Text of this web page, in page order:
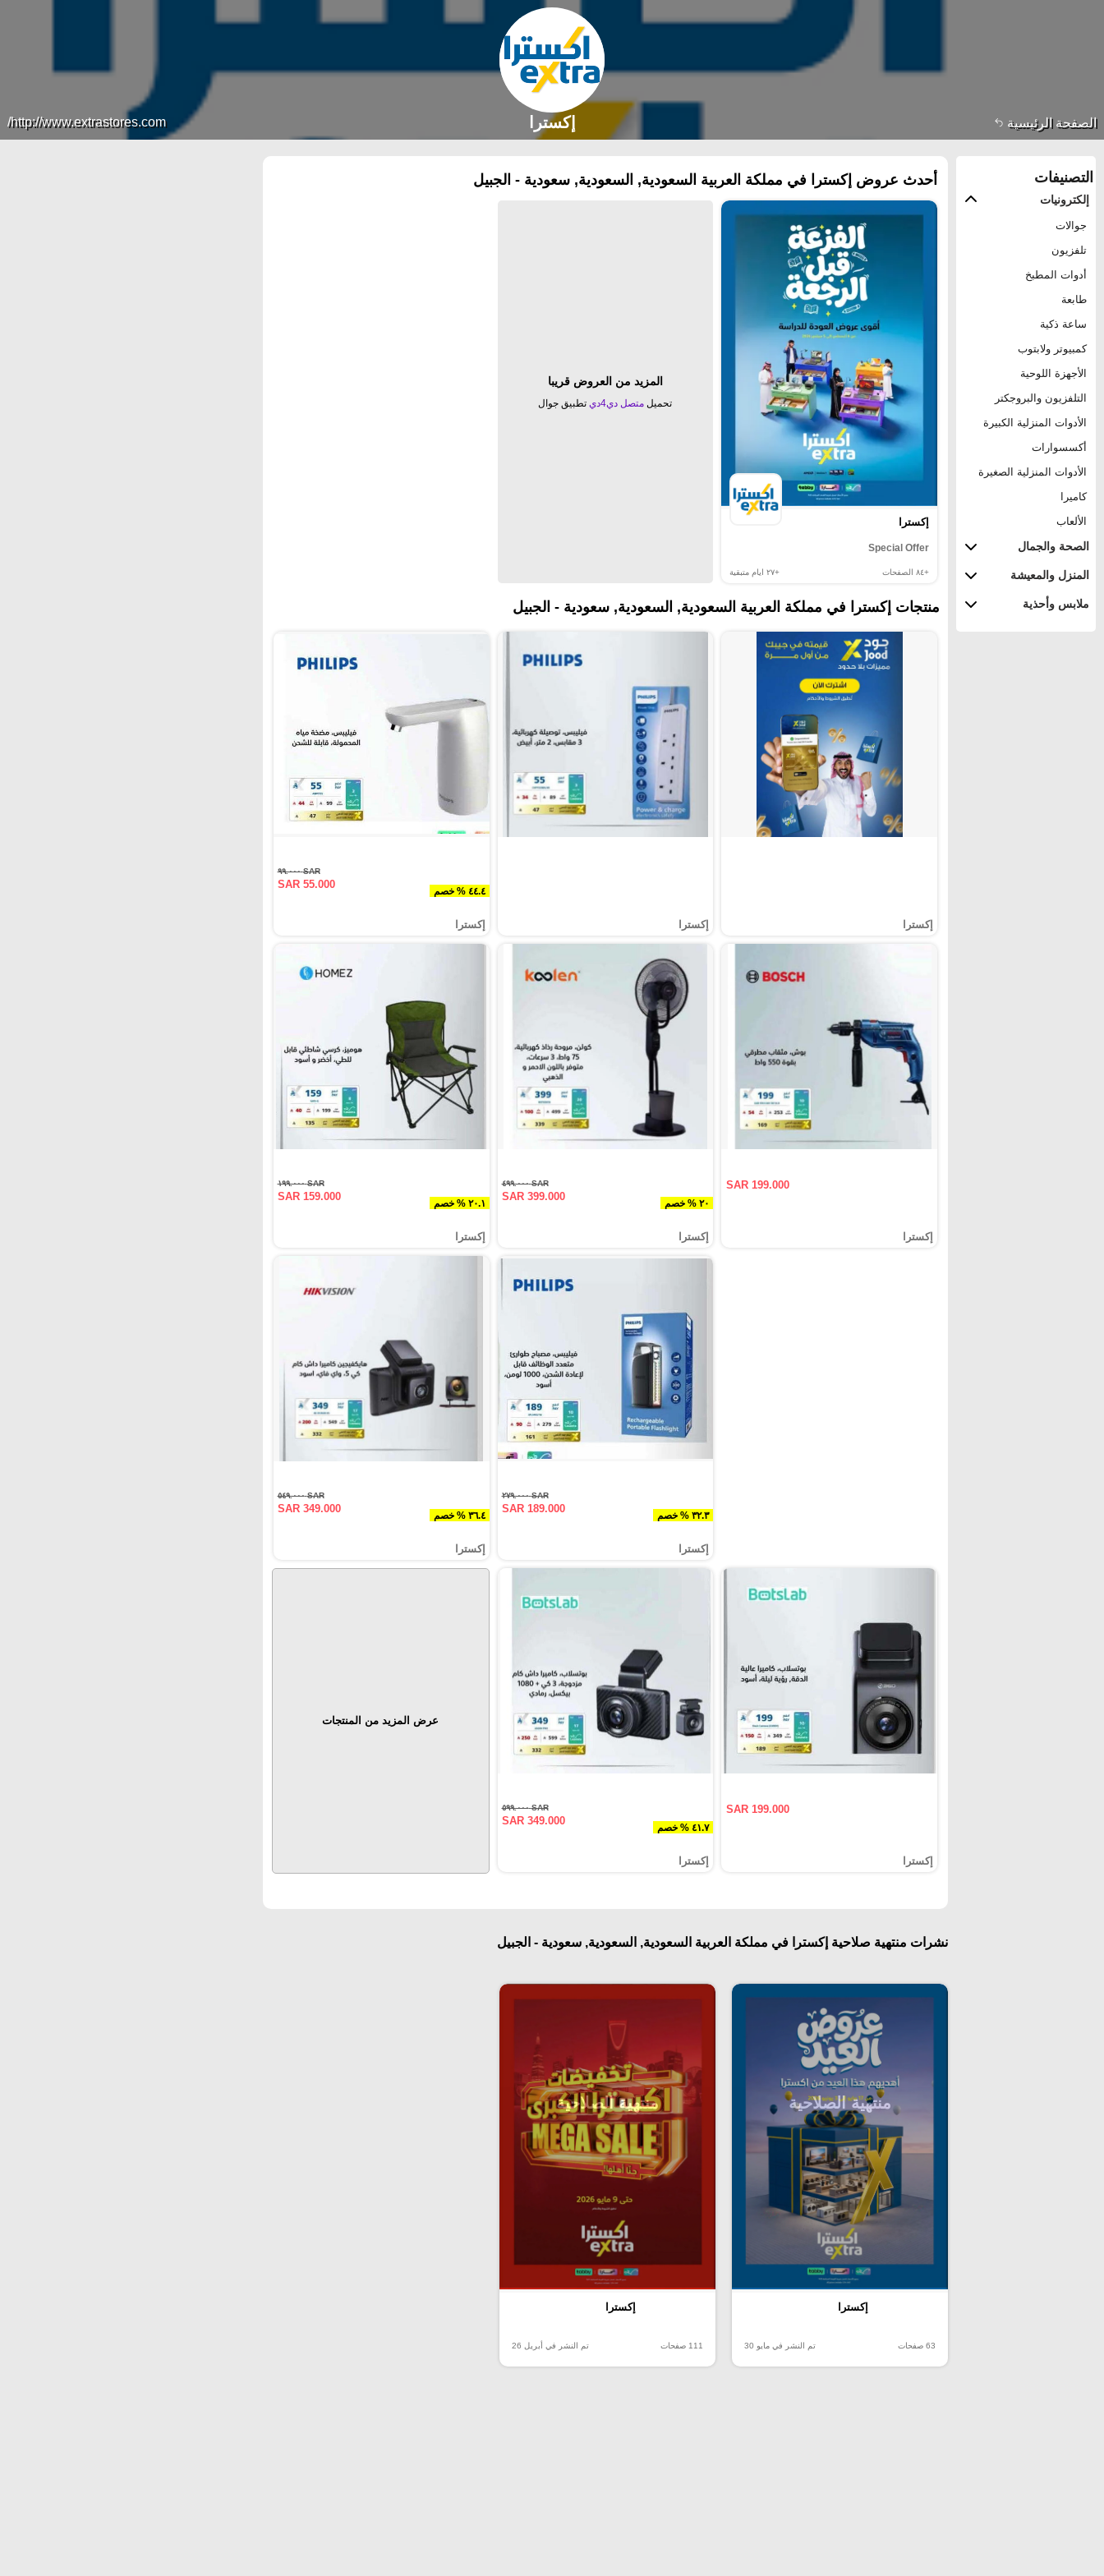
الصفحة الرئيسية http://www.extrastores.com/ إكسترا
التصنيفات
إلكترونيات
جوالات
تلفزيون
أدوات المطبخ
طابعة
ساعة ذكية
كمبيوتر ولابتوب
الأجهزة اللوحية
التلفزيون والبروجكتر
الأدوات المنزلية الكبيرة
أكسسوارات
الأدوات المنزلية الصغيرة
كاميرا
الألعاب
الصحة والجمال
المنزل والمعيشة
ملابس وأحذية
أحدث عروض إكسترا في مملكة العربية السعودية, السعودية, سعودية - الجبيل‎
إكسترا
Special Offer
+٨٤ الصفحات +٢٧ ايام متبقية
المزيد من العروض قريبا
تحميلمتصل دي4دي تطبيق جوال
منتجات إكسترا في مملكة العربية السعودية, السعودية, سعودية - الجبيل‎
إكسترا إكسترا
٤٤.٤ % خصم
SAR ٩٩.٠٠٠
SAR 55.000
إكسترا
SAR 199.000
إكسترا
٢٠ % خصم
SAR ٤٩٩.٠٠٠
SAR 399.000
إكسترا
٢٠.١ % خصم
SAR ١٩٩.٠٠٠
SAR 159.000
إكسترا
٣٢.٣ % خصم
SAR ٢٧٩.٠٠٠
SAR 189.000
إكسترا
٣٦.٤ % خصم
SAR ٥٤٩.٠٠٠
SAR 349.000
إكسترا
SAR 199.000
إكسترا
٤١.٧ % خصم
SAR ٥٩٩.٠٠٠
SAR 349.000
إكسترا
عرض المزيد من المنتجات
نشرات منتهية صلاحية إكسترا في مملكة العربية السعودية, السعودية, سعودية - الجبيل‎
منتهية الصلاحية
إكسترا
63 صفحات تم النشر في مايو 30
منتهية الصلاحية
إكسترا
111 صفحات تم النشر في أبريل 26